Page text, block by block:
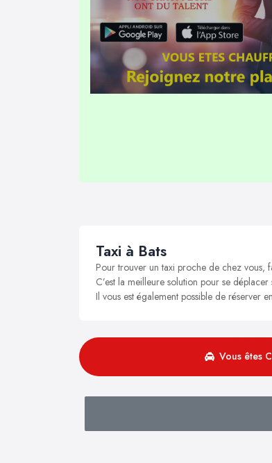
Taxi à Bats
Pour trouver un taxi proche de chez vous,
C’est la meilleure solution pour se
Il vous est également possible de réserver
Vous êtes